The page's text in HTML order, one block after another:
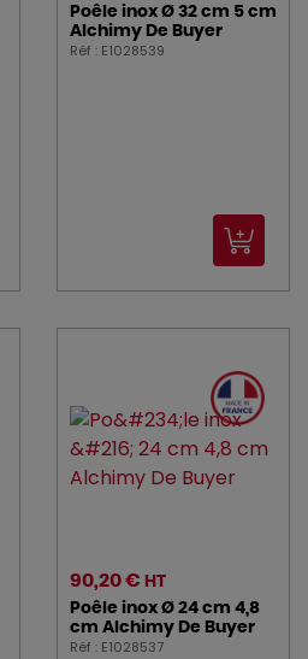
Poêle inox Ø 32 cm 5 cm
Alchimy De Buyer
Réf : E1028539
90,20 € HT
Poêle inox Ø 24 cm 4,8
cm Alchimy De Buyer
Réf : E1028537